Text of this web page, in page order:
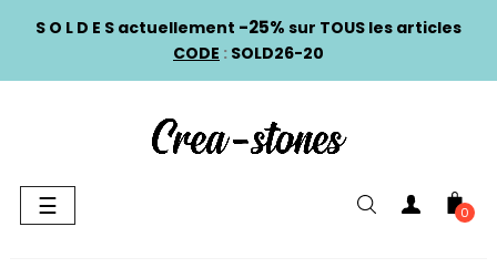
S O L D E S actuellement -25% sur TOUS les articles
CODE : SOLD26-20
Basculer
la
☰ 0